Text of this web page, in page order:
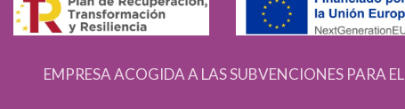
EMPRESA ACOGIDA A LAS SUBVENCIONES PARA